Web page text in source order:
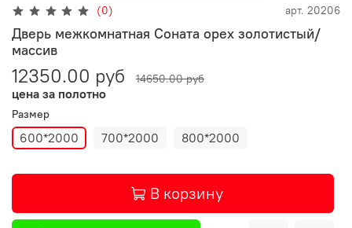
(0) арт. 20206
Дверь межкомнатная Соната орех золотистый/
массив
12350.00 руб 14650.00 руб
цена за полотно
Размер
600*2000 700*2000 800*2000
В корзину